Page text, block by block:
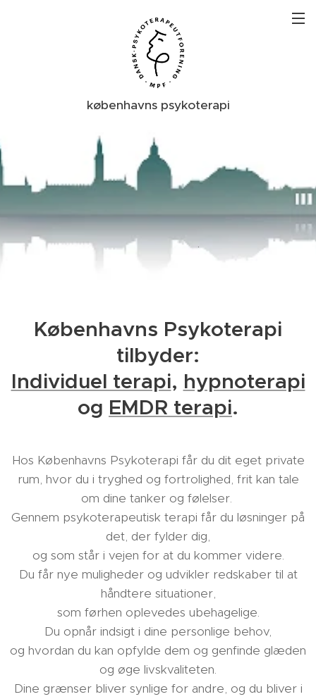
københavns psykoterapi
.
Københavns Psykoterapi
tilbyder:
Individuel terapi, hypnoterapi
og EMDR terapi.
Hos Københavns Psykoterapi får du dit eget private
rum, hvor du i tryghed og fortrolighed, frit kan tale
om dine tanker og følelser.
Gennem psykoterapeutisk terapi får du løsninger på
det, der fylder dig,
og som står i vejen for at du kommer videre.
Du får nye muligheder og udvikler redskaber til at
håndtere situationer,
som førhen oplevedes ubehagelige.
Du opnår indsigt i dine personlige behov,
og hvordan du kan opfylde dem og genfinde glæden
og øge livskvaliteten.
Dine grænser bliver synlige for andre, og du bliver i